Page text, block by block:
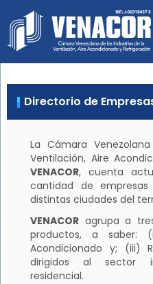
Directorio de
La Cámara
Ventilación, Aire
VENACOR, cuenta
cantidad de empresas
distintas ciudades del
VENACOR agrupa a
productos, a saber:
Acondicionado y; (iii)
dirigidos al sector
residencial.